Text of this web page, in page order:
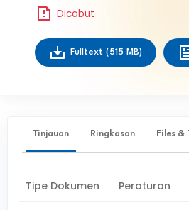
Dicabut
Fulltext (515 MB)
Tinjauan Ringkasan Files &
Tipe Dokumen Peraturan